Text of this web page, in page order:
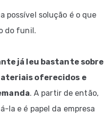
possível solução é o que
do funil.
já leu bastante sobre
oferecidos e
. A partir de então,
la e é papel da empresa